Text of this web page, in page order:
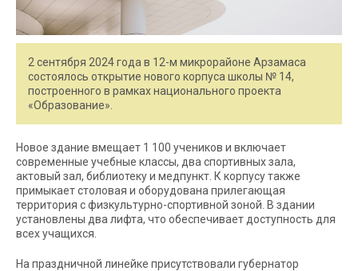
2 сентября 2024 года в 12-м микрорайоне Арзамаса
состоялось открытие нового корпуса школы № 14,
построенного в рамках национального проекта
«Образование».
Новое здание вмещает 1 100 учеников и включает
современные учебные классы, два спортивных зала,
актовый зал, библиотеку и медпункт. К корпусу также
примыкает столовая и оборудована прилегающая
территория с физкультурно-спортивной зоной. В здании
установлены два лифта, что обеспечивает доступность для
всех учащихся.
На праздничной линейке присутствовали губернатор